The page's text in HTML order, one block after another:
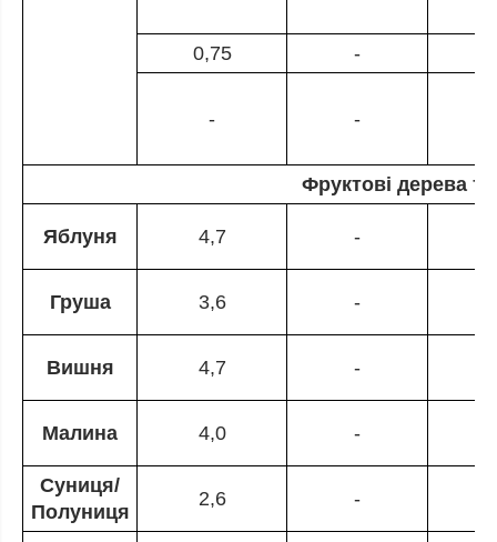
0,75 -
- -
Фруктові дерева та
Яблуня 4,7 -
Груша 3,6 -
Вишня 4,7 -
Малина 4,0 -
Суниця/
Полуниця
2,6 -